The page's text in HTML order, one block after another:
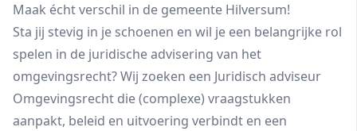
Maak écht verschil in de gemeente Hilversum!
Sta jij stevig in je schoenen en wil je een belangrijke rol
spelen in de juridische advisering van het
omgevingsrecht? Wij zoeken een Juridisch adviseur
Omgevingsrecht die (complexe) vraagstukken
aanpakt, beleid en uitvoering verbindt en een